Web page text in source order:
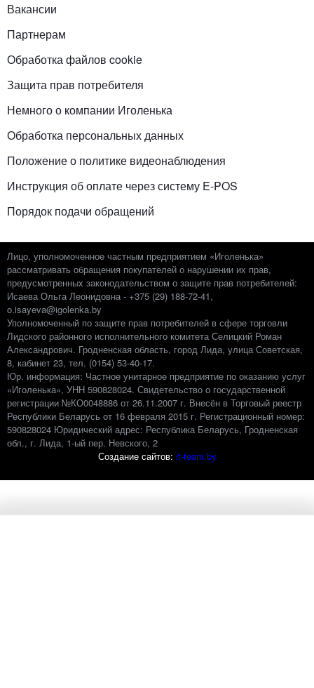
Вакансии
Партнерам
Обработка файлов cookie
Защита прав потребителя
Немного о компании Иголенька
Обработка персональных данных
Положение о политике видеонаблюдения
Инструкция об оплате через систему E-POS
Порядок подачи обращений
Лицо, уполномоченное частным предприятием «Иголенька»
рассматривать обращения покупателей о нарушении их прав,
предусмотренных законодательством о защите прав потребителей:
Исаева Ольга Леонидовна - +375 (29) 188-72-41,
o.isayeva@igolenka.by
Уполномоченный по защите прав потребителей в сфере торговли
Лидского районного исполнительного комитета Селицкий Роман
Александрович. Гродненская область, город Лида, улица Советская,
8, кабинет 23, тел. (0154) 53-40-17.
Юр. информация: Частное унитарное предприятие по оказанию услуг
«Иголенька», УНН 590828024. Свидетельство о государственной
регистрации №КО0048886 от 26.11.2007 г. Внесён в Торговый реестр
Республики Беларусь от 16 февраля 2015 г. Регистрационный номер:
‎590828024 Юридический адрес: Республика Беларусь, Гродненская
обл., г. Лида, 1-ый пер. Невского, 2
Создание сайтов: it-team.by